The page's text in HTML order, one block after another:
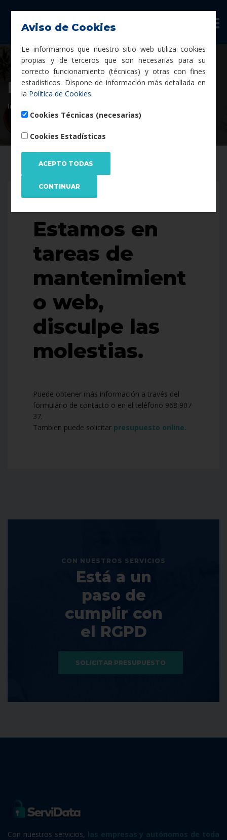
Aviso de Cookies
Le informamos que nuestro sitio web utiliza cookies
propias y de terceros que son necesarias para su
correcto funcionamiento (técnicas) y otras con fines
estadísticos. Dispone de información más detallada en
la Politíca de Cookies.
Cookies Técnicas (necesarias)
Cookies Estadísticas
Preguntas Frecuentes
Inicio
Estamos en
tareas de
mantenimient
o web,
disculpe las
molestias.
Puede obtener más información a través del
formulario de contacto o en el teléfono 968 907
37.
Tambien puede solicitar presupuesto online.
CON NUESTROS SERVICIOS
Está a un
paso de
cumplir con
el RGPD
SOLICITAR PRESUPUESTO
Con nuestros servicios, las empresas y autónomos de toda